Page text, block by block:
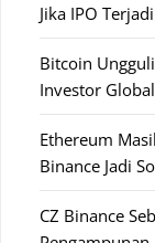
Jika IPO Terjadi
Bitcoin
Investor Global
Ethereum
Binance Jadi
CZ Binance